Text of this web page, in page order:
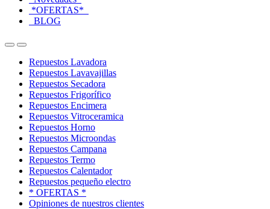
*OFERTAS*
BLOG
OpenClose
Repuestos Lavadora
Repuestos Lavavajillas
Repuestos Secadora
Repuestos Frigorífico
Repuestos Encimera
Repuestos Vitroceramica
Repuestos Horno
Repuestos Microondas
Repuestos Campana
Repuestos Termo
Repuestos Calentador
Repuestos pequeño electro
* OFERTAS *
Opiniones de nuestros clientes